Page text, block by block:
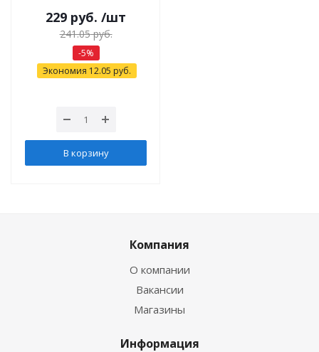
229 руб. /шт
241.05руб.
-5%
Экономия 12.05 руб.
В корзину
Компания
О компании
Вакансии
Магазины
Информация